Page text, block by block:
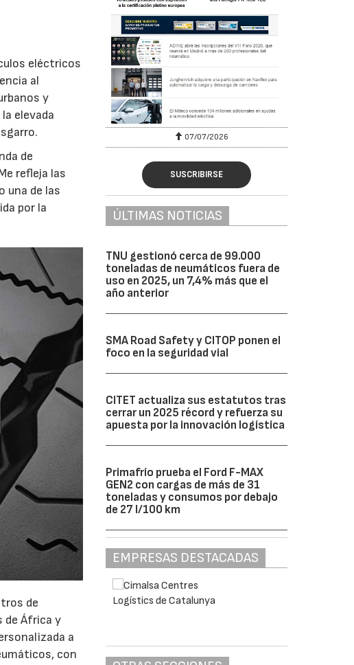
eléctricos
al
y
elevada
de
refleja las
una de las
por la
de
de África y
a
con
21/07/2026 07/07/2026
SUSCRIBIRSE
ÚLTIMAS NOTICIAS
TNU gestionó cerca de 99.000
toneladas de neumáticos fuera de
uso en 2025, un 7,4% más que el
año anterior
SMA Road Safety y CITOP ponen el
foco en la seguridad vial
CITET actualiza sus estatutos tras
cerrar un 2025 récord y refuerza su
apuesta por la innovación logística
Primafrío prueba el Ford F-MAX
GEN2 con cargas de más de 31
toneladas y consumos por debajo
de 27 l/100 km
EMPRESAS DESTACADAS